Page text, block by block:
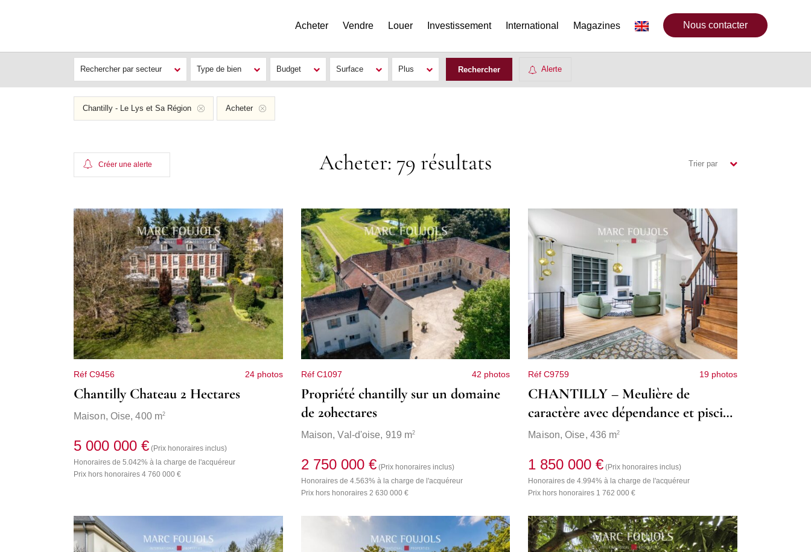
Acheter Vendre Louer Investissement International Magazines Nous contacter
Rechercher par secteur Type de bien Budget Surface Plus Alerte
Chantilly - Le Lys et Sa Région Acheter
Créer une alerte Acheter: 79 résultats Trier par
(Plus récents)
( Moins récents)
Réf C9456 24 photos
Chantilly Chateau 2 Hectares
Maison, Oise, 400 m2
5 000 000 € (Prix honoraires inclus)
Honoraires de 5.042% à la charge de l'acquéreur
Prix hors honoraires 4 760 000 €
Réf C1097 42 photos
Propriété chantilly sur un domaine
de 20hectares
Maison,Val-d'oise, 919 m2
2 750 000 € (Prix honoraires inclus)
Honoraires de 4.563% à la charge de l'acquéreur
Prix hors honoraires 2 630 000 €
Réf C9759 19 photos
CHANTILLY – Meulière de
caractère avec dépendance et piscine
intérieure
Maison,Oise, 436 m2
1 850 000 € (Prix honoraires inclus)
Honoraires de 4.994% à la charge de l'acquéreur
Prix hors honoraires 1 762 000 €